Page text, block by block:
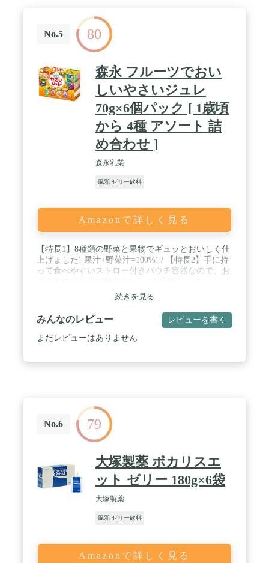
No.5 80
森永 フルーツでおい
しいやさいジュレ
70g×6個パック [ 1歳頃
から 4種 アソート 詰
め合わせ ]
森永乳業
風邪 ゼリー飲料
Amazonで詳しく見る
【特長1】8種類の野菜と果物でギュッとおいしく仕
上げました! 果汁+野菜汁=100%! / 【特長2】手に持
って食べやすいストロー付きパウチ容器なので、お
【特長3】誤飲防止に配慮した大きなキャップを採
用しました。 / 【特長4】着色料・香料・保存料・
人工甘味料不使用! 素材を生かした自然な味わいに
仕上げました。おやつにもピッタリ! / 【特長5】冷
やしても、凍らせてもおいしい! お出かけ先や、車
続きを見る
みんなのレビュー レビューを書く
まだレビューはありません
No.6 79
大塚製薬 ポカリスエ
ット ゼリー 180g×6袋
大塚製薬
風邪 ゼリー飲料
Amazonで詳しく見る